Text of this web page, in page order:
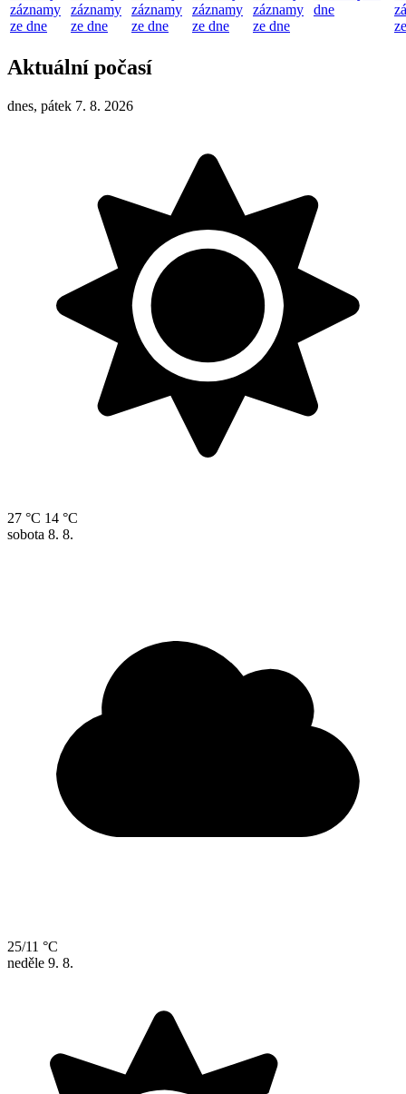
záznamy
ze dne
záznamy
ze dne
záznamy
ze dne
záznamy
ze dne
záznamy
ze dne
dne
Aktuální počasí
dnes, pátek 7. 8. 2026
27 °C 14 °C
sobota 8. 8.
25/11 °C
neděle 9. 8.